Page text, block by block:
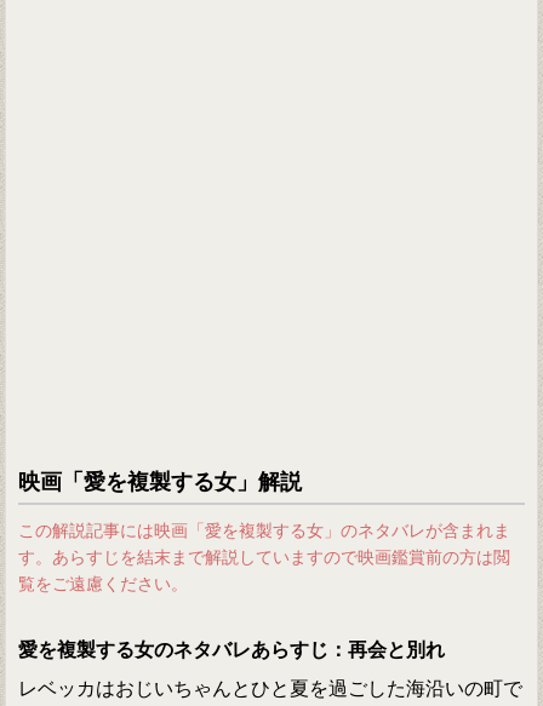
映画「愛を複製する女」解説
この解説記事には映画「愛を複製する女」のネタバレが含まれま
す。あらすじを結末まで解説していますので映画鑑賞前の方は閲
覧をご遠慮ください。
愛を複製する女のネタバレあらすじ：再会と別れ
レベッカはおじいちゃんとひと夏を過ごした海沿いの町で